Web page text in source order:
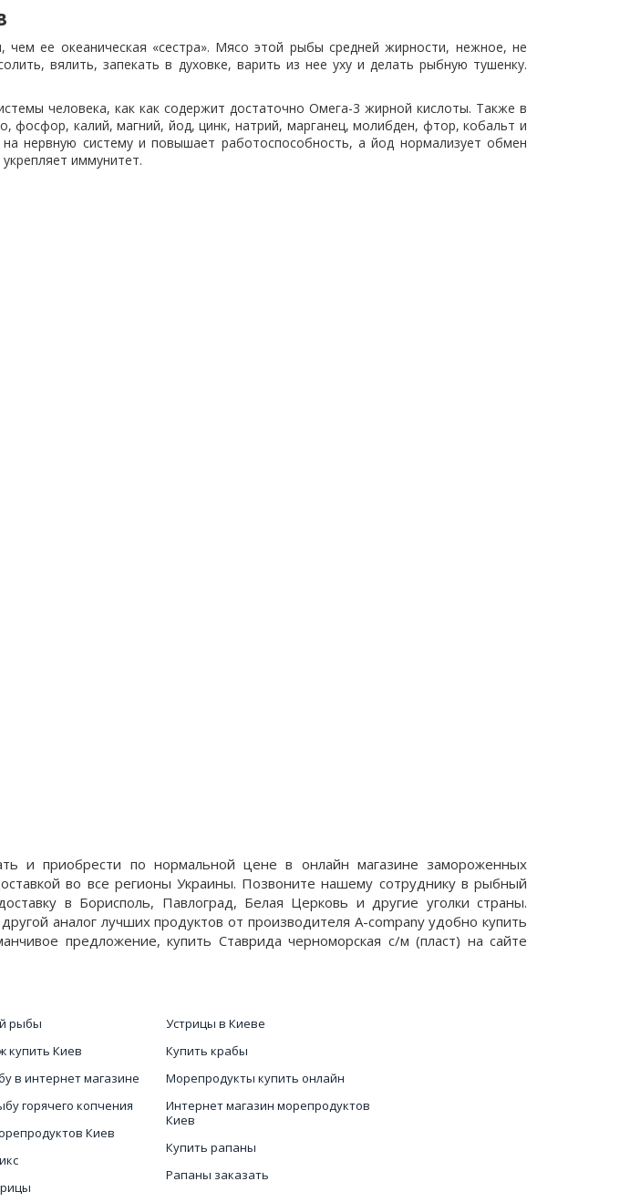
чем ее океаническая «сестра». Мясо этой рыбы средней жирности, нежное, не
вялить, запекать в духовке, варить из нее уху и делать рыбную тушенку.
человека, как как содержит достаточно Омега-3 жирной кислоты. Также в
фосфор, калий, магний, йод, цинк, натрий, марганец, молибден, фтор, кобальт и
нервную систему и повышает работоспособность, а йод нормализует обмен
иммунитет.
и приобрести по нормальной цене в онлайн магазине замороженных
во все регионы Украины. Позвоните нашему сотруднику в рыбный
в Борисполь, Павлоград, Белая Церковь и другие уголки страны.
аналог лучших продуктов от производителя A-company удобно купить
предложение, купить Ставрида черноморская с/м (пласт) на сайте
рыбы
купить Киев
в интернет магазине
горячего копчения
Киев
Устрицы в Киеве
Купить крабы
Морепродукты купить онлайн
Интернет магазин морепродуктов
Киев
Купить рапаны
Рапаны заказать